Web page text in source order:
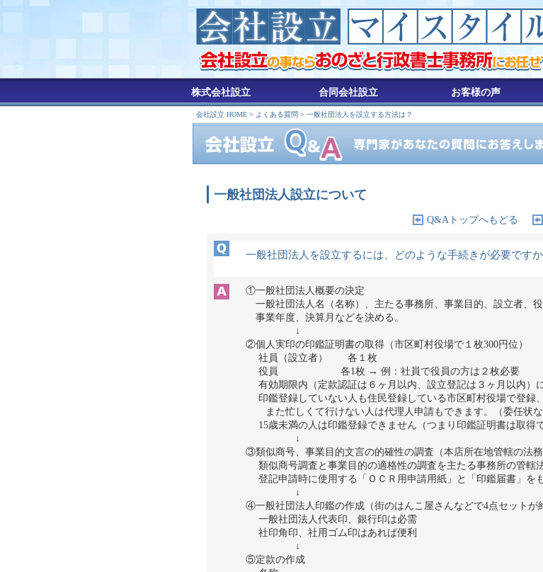
株式会社設立 合同会社設立 お客様の声
会社設立 HOME > よくある質問 > 一般社団法人を設立する方法は？
一般社団法人設立について
Q&Aトップへもどる
一般社団法人を設立するには、どのような手続きが必要ですか
①一般社団法人概要の決定
一般社団法人名（名称）、主たる事務所、事業目的、設立者、役
事業年度、決算月などを決める。
↓
②個人実印の印鑑証明書の取得（市区町村役場で１枚300円位）
社員（設立者） 各１枚
役員 各1枚 → 例：社員で役員の方は２枚必要
有効期限内（定款認証は６ヶ月以内、設立登記は３ヶ月以内）
印鑑登録していない人も住民登録している市区町村役場で登録
また忙しくて行けない人は代理人申請もできます。（委任状な
15歳未満の人は印鑑登録できません（つまり印鑑証明書は取得で
↓
③類似商号、事業目的文言の的確性の調査（本店所在地管轄の法務
類似商号調査と事業目的の適格性の調査を主たる事務所の管轄
登記申請時に使用する「ＯＣＲ用申請用紙」と「印鑑届書」を
↓
④一般社団法人印鑑の作成（街のはんこ屋さんなどで4点セットが
一般社団法人代表印、銀行印は必需
社印角印、社用ゴム印はあれば便利
↓
⑤定款の作成